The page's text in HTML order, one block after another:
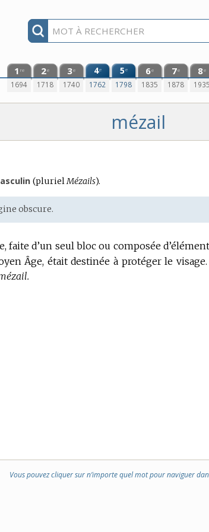
1 re
1694
2e
1718
3e
1740
4e
1762
5e
1798
6e
1835
7e
1878
8e
1935
mézail
(plurielMézails).
obscure.
faite d’un seul bloc ou composée
Âge, était destinée à protéger le visage.
Vous pouvez cliquer sur n’importe quel mot pour naviguer